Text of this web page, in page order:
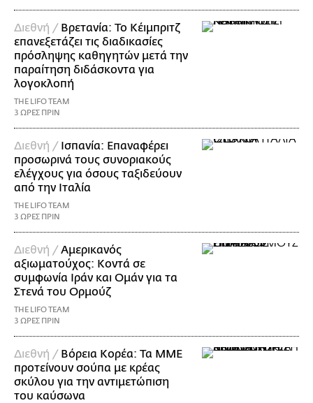
Διεθνή / Βρετανία: Το Κέιμπριτζ
επανεξετάζει τις διαδικασίες
πρόσληψης καθηγητών μετά την
παραίτηση διδάσκοντα για
λογοκλοπή
THE LIFO TEAM
3 ΩΡΕΣ ΠΡΙΝ
Διεθνή / Ισπανία: Επαναφέρει
προσωρινά τους συνοριακούς
ελέγχους για όσους ταξιδεύουν
από την Ιταλία
THE LIFO TEAM
3 ΩΡΕΣ ΠΡΙΝ
Διεθνή /Αμερικανός
αξιωματούχος: Κοντά σε
συμφωνία Ιράν και Ομάν για τα
Στενά του Ορμούζ
THE LIFO TEAM
3 ΩΡΕΣ ΠΡΙΝ
Διεθνή / Βόρεια Κορέα: Τα ΜΜΕ
προτείνουν σούπα με κρέας
σκύλου για την αντιμετώπιση
του καύσωνα